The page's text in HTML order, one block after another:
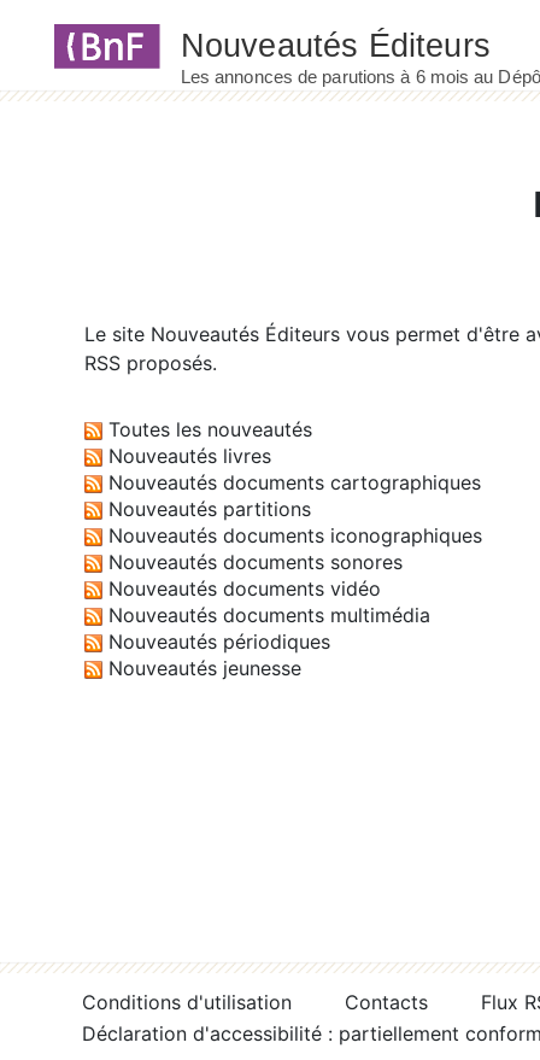
Le site Nouveautés Éditeurs vous permet d'être
RSS proposés.
Toutes les nouveautés
Nouveautés livres
Nouveautés documents cartographiques
Nouveautés partitions
Nouveautés documents iconographiques
Nouveautés documents sonores
Nouveautés documents vidéo
Nouveautés documents multimédia
Nouveautés périodiques
Nouveautés jeunesse
Conditions d'utilisation Contacts
Flux
Déclaration d'accessibilité : partiellement